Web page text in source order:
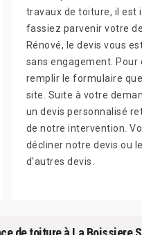
travaux de toiture, il est
fassiez parvenir votre
Rénové, le devis vous
sans engagement.
remplir le formulaire
site. Suite à votre
un devis personnalisé
de notre intervention.
décliner notre devis ou
d'autres devis.